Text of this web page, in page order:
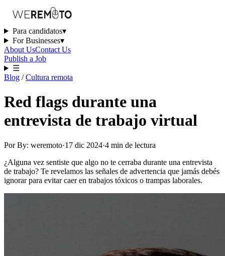
Para candidatos▾
For Businesses▾
About UsContact Us
Publish a Job
☰
Blog /Cultura remota
Red flags durante una
entrevista de trabajo virtual
Por By: weremoto·17 dic 2024·4 min de lectura
¿Alguna vez sentiste que algo no te cerraba durante una entrevista
de trabajo? Te revelamos las señales de advertencia que jamás debés
ignorar para evitar caer en trabajos tóxicos o trampas laborales.